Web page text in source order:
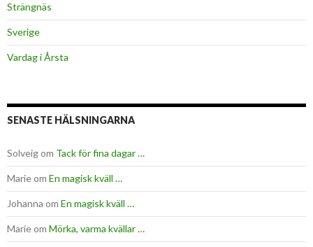
Strängnäs
Sverige
Vardag i Årsta
SENASTE HÄLSNINGARNA
Solveigom Tack för fina dagar …
Marieom En magisk kväll …
Johanna om En magisk kväll …
Marieom Mörka, varma kvällar …